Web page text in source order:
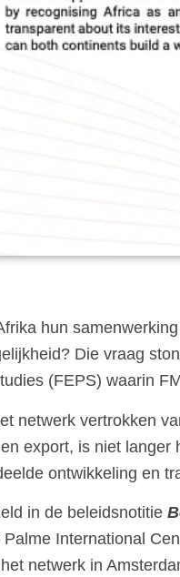
hun
Die vraag
(FEPS) waarin
netwerk vertrokken
export, is niet
ontwikkeling en
in de beleidsnotitie
Palme International
netwerk in